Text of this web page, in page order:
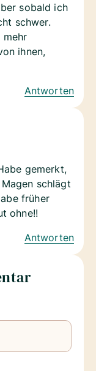
sobald ich
schwer.
mehr
ihnen,
Antworten
gemerkt,
schlägt
früher
ohne!!
Antworten